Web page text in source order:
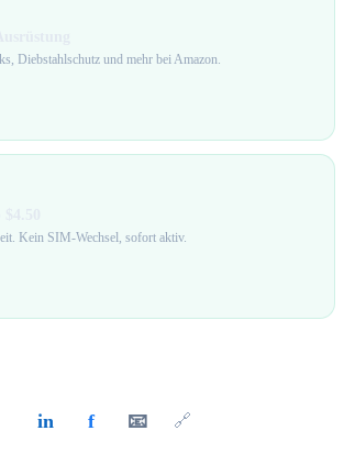
Diebstahlschutz und mehr bei Amazon.
Kein SIM-Wechsel, sofort aktiv.
in f 📧 🔗